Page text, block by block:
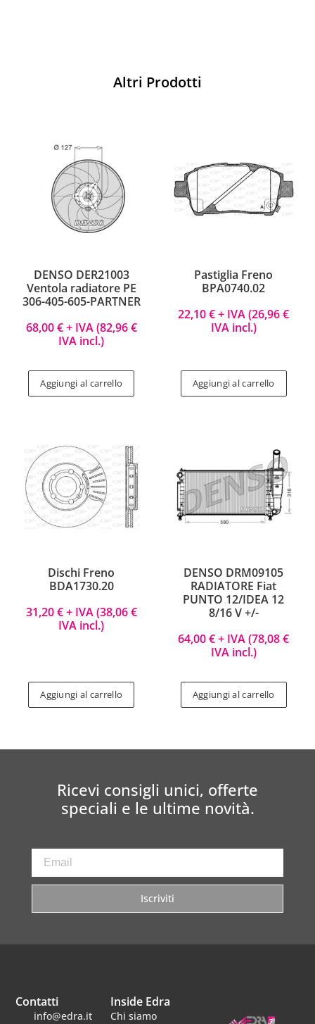
Altri Prodotti
DENSO DER21003
Ventola radiatore PE
306-405-605-PARTNER
68,00€+ IVA (82,96€
IVA incl.)
Aggiungi al carrello
Pastiglia Freno
BPA0740.02
22,10€+ IVA (26,96€
IVA incl.)
Aggiungi al carrello
Dischi Freno
BDA1730.20
31,20€+ IVA (38,06€
IVA incl.)
Aggiungi al carrello
DENSO DRM09105
RADIATORE Fiat
PUNTO 12/IDEA 12
8/16 V +/-
64,00€+ IVA (78,08€
IVA incl.)
Aggiungi al carrello
Ricevi consigli unici, offerte
speciali e le ultime novità.
Iscriviti
Inside Edra
Chi siamo
Contatti
info@edra.it